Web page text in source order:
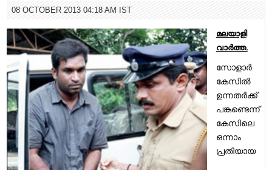
08 OCTOBER 2013 04:18 AM IST
മലയാളി
വാര്‍ത്ത.
സോളാര്‍
കേസില്‍
ഉന്നതര്‍ക്ക്
പങ്കുണ്ടെന്ന്
കേസിലെ
ഒന്നാം
പ്രതിയായ